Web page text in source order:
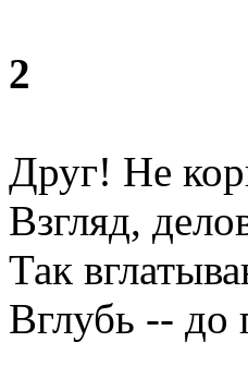
2
Друг! Не
Взгляд,
Так
Вглубь -- до